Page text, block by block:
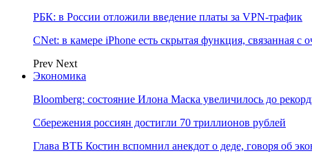
РБК: в России отложили введение платы за VPN-трафик
CNet: в камере iPhone есть скрытая функция, связанная с
Prev Next
Экономика
Bloomberg: состояние Илона Маска увеличилось до
Сбережения россиян достигли 70 триллионов рублей
Глава ВТБ Костин вспомнил анекдот о деде, говоря об